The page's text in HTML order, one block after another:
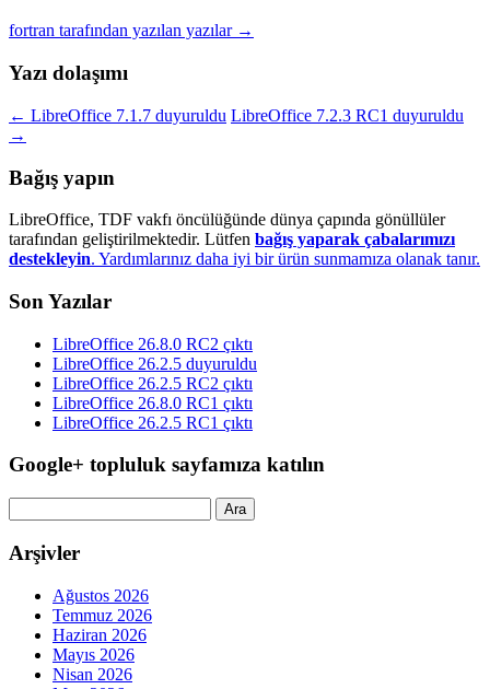
fortran tarafından yazılan yazılar →
Yazı dolaşımı
← LibreOffice 7.1.7 duyuruldu LibreOffice 7.2.3 RC1 duyuruldu
→
Bağış yapın
LibreOffice, TDF vakfı öncülüğünde dünya çapında gönüllüler
tarafından geliştirilmektedir. Lütfen bağış yaparak çabalarımızı
destekleyin. Yardımlarınız daha iyi bir ürün sunmamıza olanak tanır.
Son Yazılar
LibreOffice 26.8.0 RC2 çıktı
LibreOffice 26.2.5 duyuruldu
LibreOffice 26.2.5 RC2 çıktı
LibreOffice 26.8.0 RC1 çıktı
LibreOffice 26.2.5 RC1 çıktı
Google+ topluluk sayfamıza katılın
Arşivler
Ağustos 2026
Temmuz 2026
Haziran 2026
Mayıs 2026
Nisan 2026